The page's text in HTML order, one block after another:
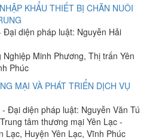
KHẨU THIẾT BỊ CHĂN NUÔI
Đại diện pháp luật: Nguyễn Hải
Minh Phương, Thị trấn Yên
Phúc
MẠI VÀ PHÁT TRIỂN DỊCH VỤ
- Đại diện pháp luật: Nguyễn Văn Tú
tâm thương mại Yên Lạc -
Lạc, Huyện Yên Lạc, Vĩnh Phúc